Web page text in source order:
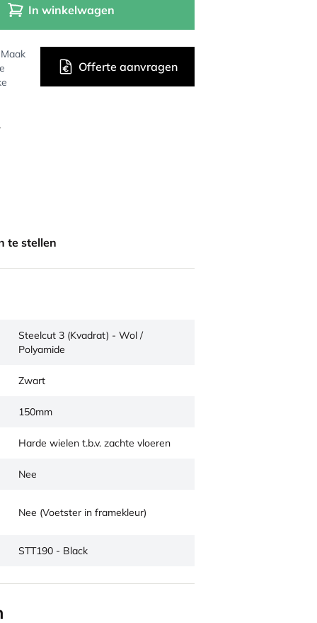
In winkelwagen
Offerte aanvragen
te stellen
Steelcut 3 (Kvadrat) - Wol /
Polyamide
Zwart
150mm
Harde wielen t.b.v. zachte vloeren
Nee
Nee (Voetster in framekleur)
STT190 - Black